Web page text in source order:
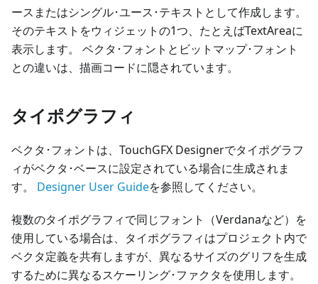
ースまたはシングル･ユース･テキストとして作成します。
そのテキストをウィジェットの1つ、たとえばTextAreaに
表示します。 ベクタ･フォントとビットマップ･フォント
との違いは、描画コードに隠されています。
タイポグラフィ
ベクタ･フォントは、TouchGFX Designerでタイポグラフ
ィがベクタ･ベースに設定されている場合に生成されま
す。 Designer User Guideを参照してください。
複数のタイポグラフィで同じフォント（Verdanaなど）を
使用している場合は、タイポグラフィはプロジェクト内で
ベクタ定義を共有しますが、異なるサイズのグリフを生成
するために異なるスケーリング･ファクタを使用します。